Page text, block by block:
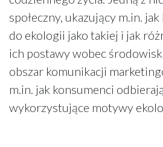
społeczny, ukazujący m.in.
do ekologii jako takiej i jak
ich postawy wobec
obszar komunikacji
m.in. jak konsumenci
wykorzystujące motywy